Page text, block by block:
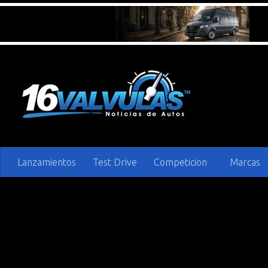
Lanzamientos Test Drive Competicion Marcas